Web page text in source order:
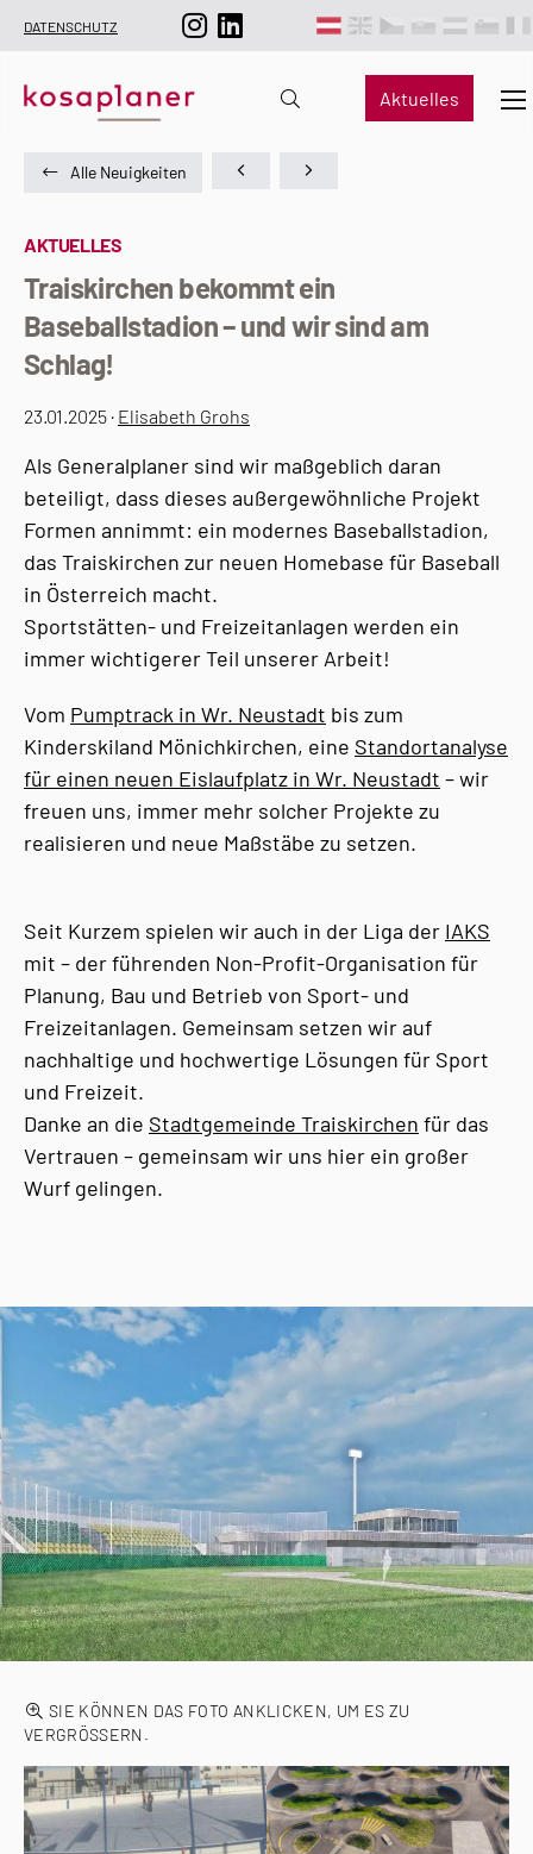
DATENSCHUTZ
Aktuelles
Alle Neuigkeiten
AKTUELLES
Traiskirchen bekommt ein
Baseballstadion – und wir sind am
Schlag!
23.01.2025 · Elisabeth Grohs
Als Generalplaner sind wir maßgeblich daran
beteiligt, dass dieses außergewöhnliche Projekt
Formen annimmt: ein modernes Baseballstadion,
das Traiskirchen zur neuen Homebase für Baseball
in Österreich macht.
Sportstätten- und Freizeitanlagen werden ein
immer wichtigerer Teil unserer Arbeit!
Vom Pumptrack in Wr. Neustadt bis zum
Kinderskiland Mönichkirchen, eine Standortanalyse
für einen neuen Eislaufplatz in Wr. Neustadt – wir
freuen uns, immer mehr solcher Projekte zu
realisieren und neue Maßstäbe zu setzen.
Seit Kurzem spielen wir auch in der Liga der IAKS
mit – der führenden Non-Profit-Organisation für
Planung, Bau und Betrieb von Sport- und
Freizeitanlagen. Gemeinsam setzen wir auf
nachhaltige und hochwertige Lösungen für Sport
und Freizeit.
Danke an die Stadtgemeinde Traiskirchen für das
Vertrauen – gemeinsam wir uns hier ein großer
Wurf gelingen.
SIE KÖNNEN DAS FOTO ANKLICKEN, UM ES ZU
VERGRÖSSERN.